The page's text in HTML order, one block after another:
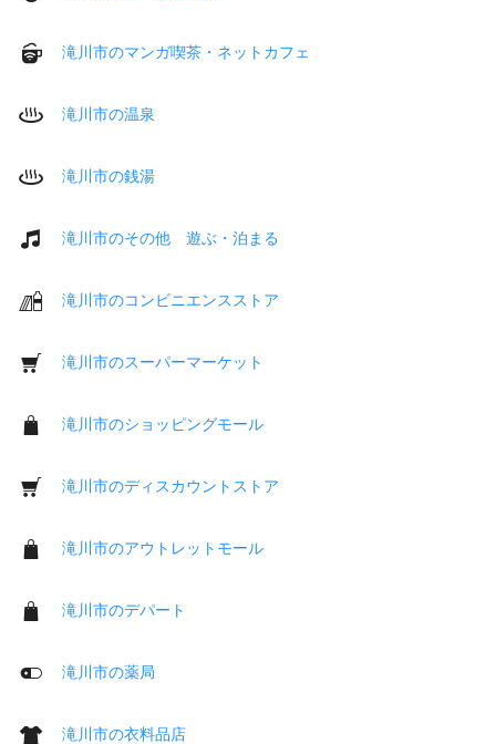
滝川市のマンガ喫茶・ネットカフェ
滝川市の温泉
滝川市の銭湯
滝川市のその他 遊ぶ・泊まる
滝川市のコンビニエンスストア
滝川市のスーパーマーケット
滝川市のショッピングモール
滝川市のディスカウントストア
滝川市のアウトレットモール
滝川市のデパート
滝川市の薬局
滝川市の衣料品店